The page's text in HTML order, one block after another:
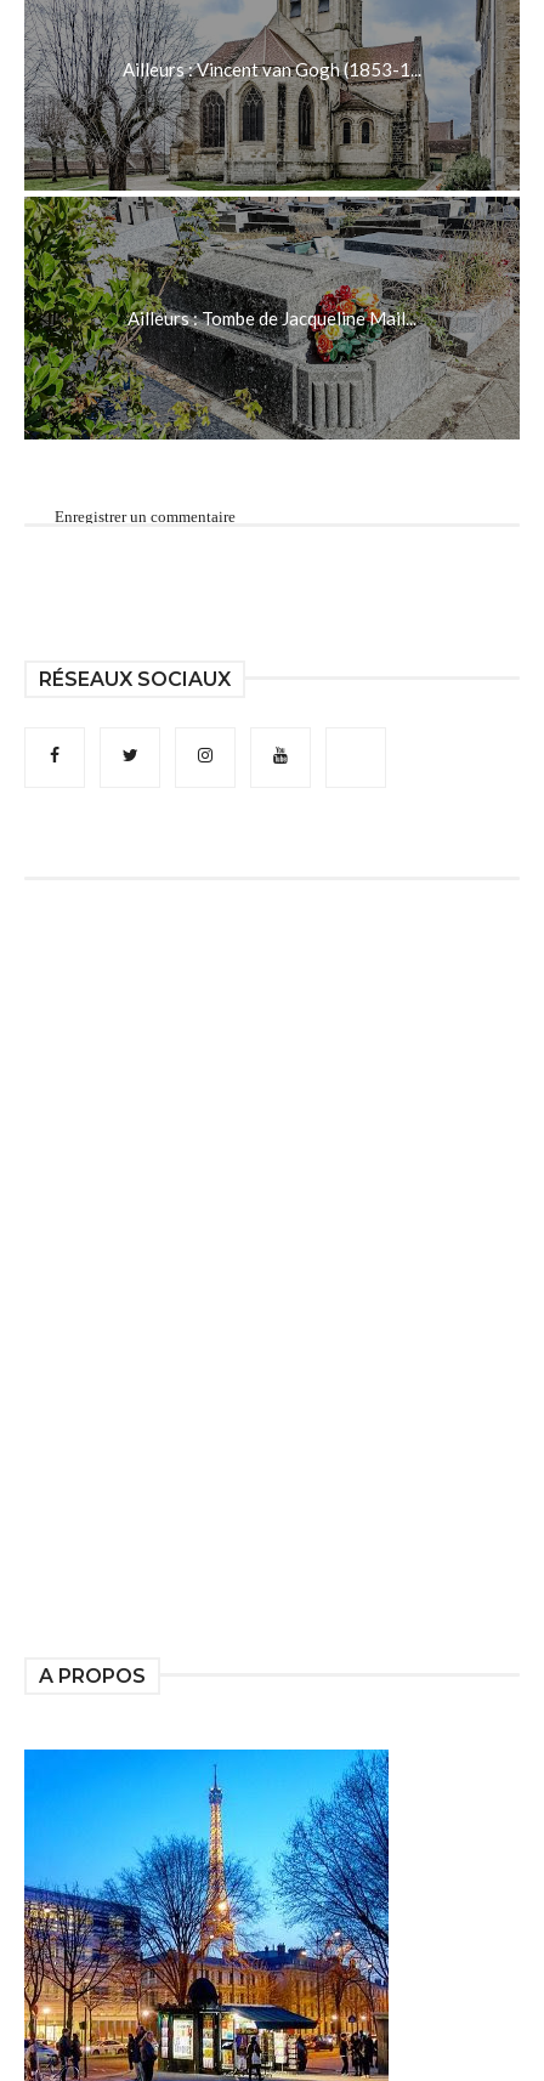
Ailleurs : Vincent van Gogh (1853-1...
Ailleurs : Tombe de Jacqueline Mail...
Enregistrer un commentaire
RÉSEAUX SOCIAUX
A PROPOS